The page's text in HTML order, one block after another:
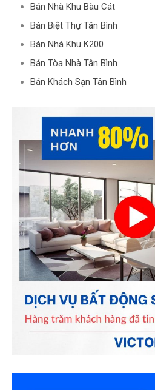
Bán Nhà Khu Bàu Cát
Bán Biệt Thự Tân Bình
Bán Nhà Khu K200
Bán Tòa Nhà Tân Bình
Bán Khách Sạn Tân Bình